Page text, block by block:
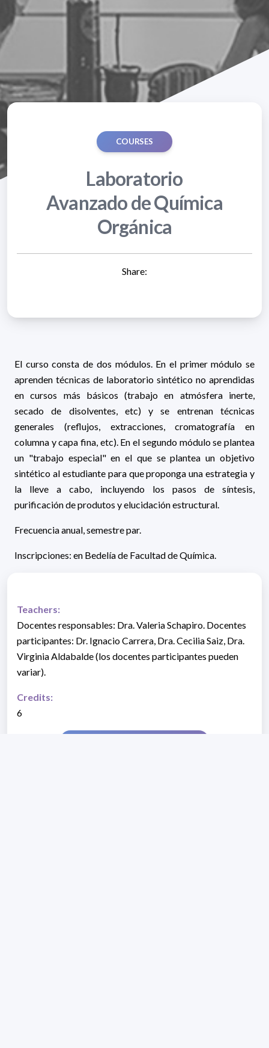
COURSES
Laboratorio
Avanzado de Química
Orgánica
Share:
El curso consta de dos módulos. En el primer módulo se
aprenden técnicas de laboratorio sintético no aprendidas
en cursos más básicos (trabajo en atmósfera inerte,
secado de disolventes, etc) y se entrenan técnicas
generales (reflujos, extracciones, cromatografía en
columna y capa fina, etc). En el segundo módulo se plantea
un "trabajo especial" en el que se plantea un objetivo
sintético al estudiante para que proponga una estrategia y
la lleve a cabo, incluyendo los pasos de síntesis,
purificación de produtos y elucidación estructural.
Frecuencia anual, semestre par.
Inscripciones: en Bedelía de Facultad de Química.
Teachers:
Docentes responsables: Dra. Valeria Schapiro. Docentes
participantes: Dr. Ignacio Carrera, Dra. Cecilia Saiz, Dra.
Virginia Aldabalde (los docentes participantes pueden
variar).
Credits:
6